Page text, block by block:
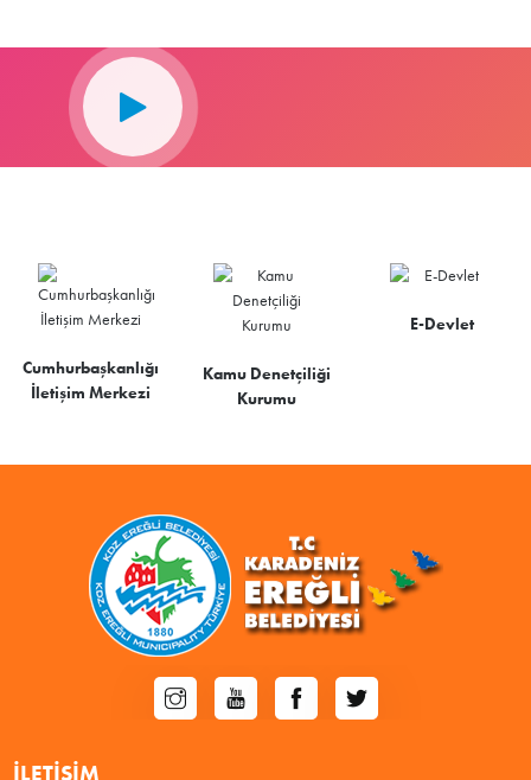
Cumhurbaşkanlığı
İletişim Merkezi
Kamu Denetçiliği
Kurumu
E-Devlet
İLETIŞIM